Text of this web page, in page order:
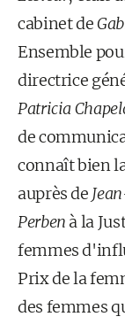
cabinet de
Ensemble
directrice
Patricia
de
connaît bien
auprès de
Perben à la
femmes
Prix de la
des femmes